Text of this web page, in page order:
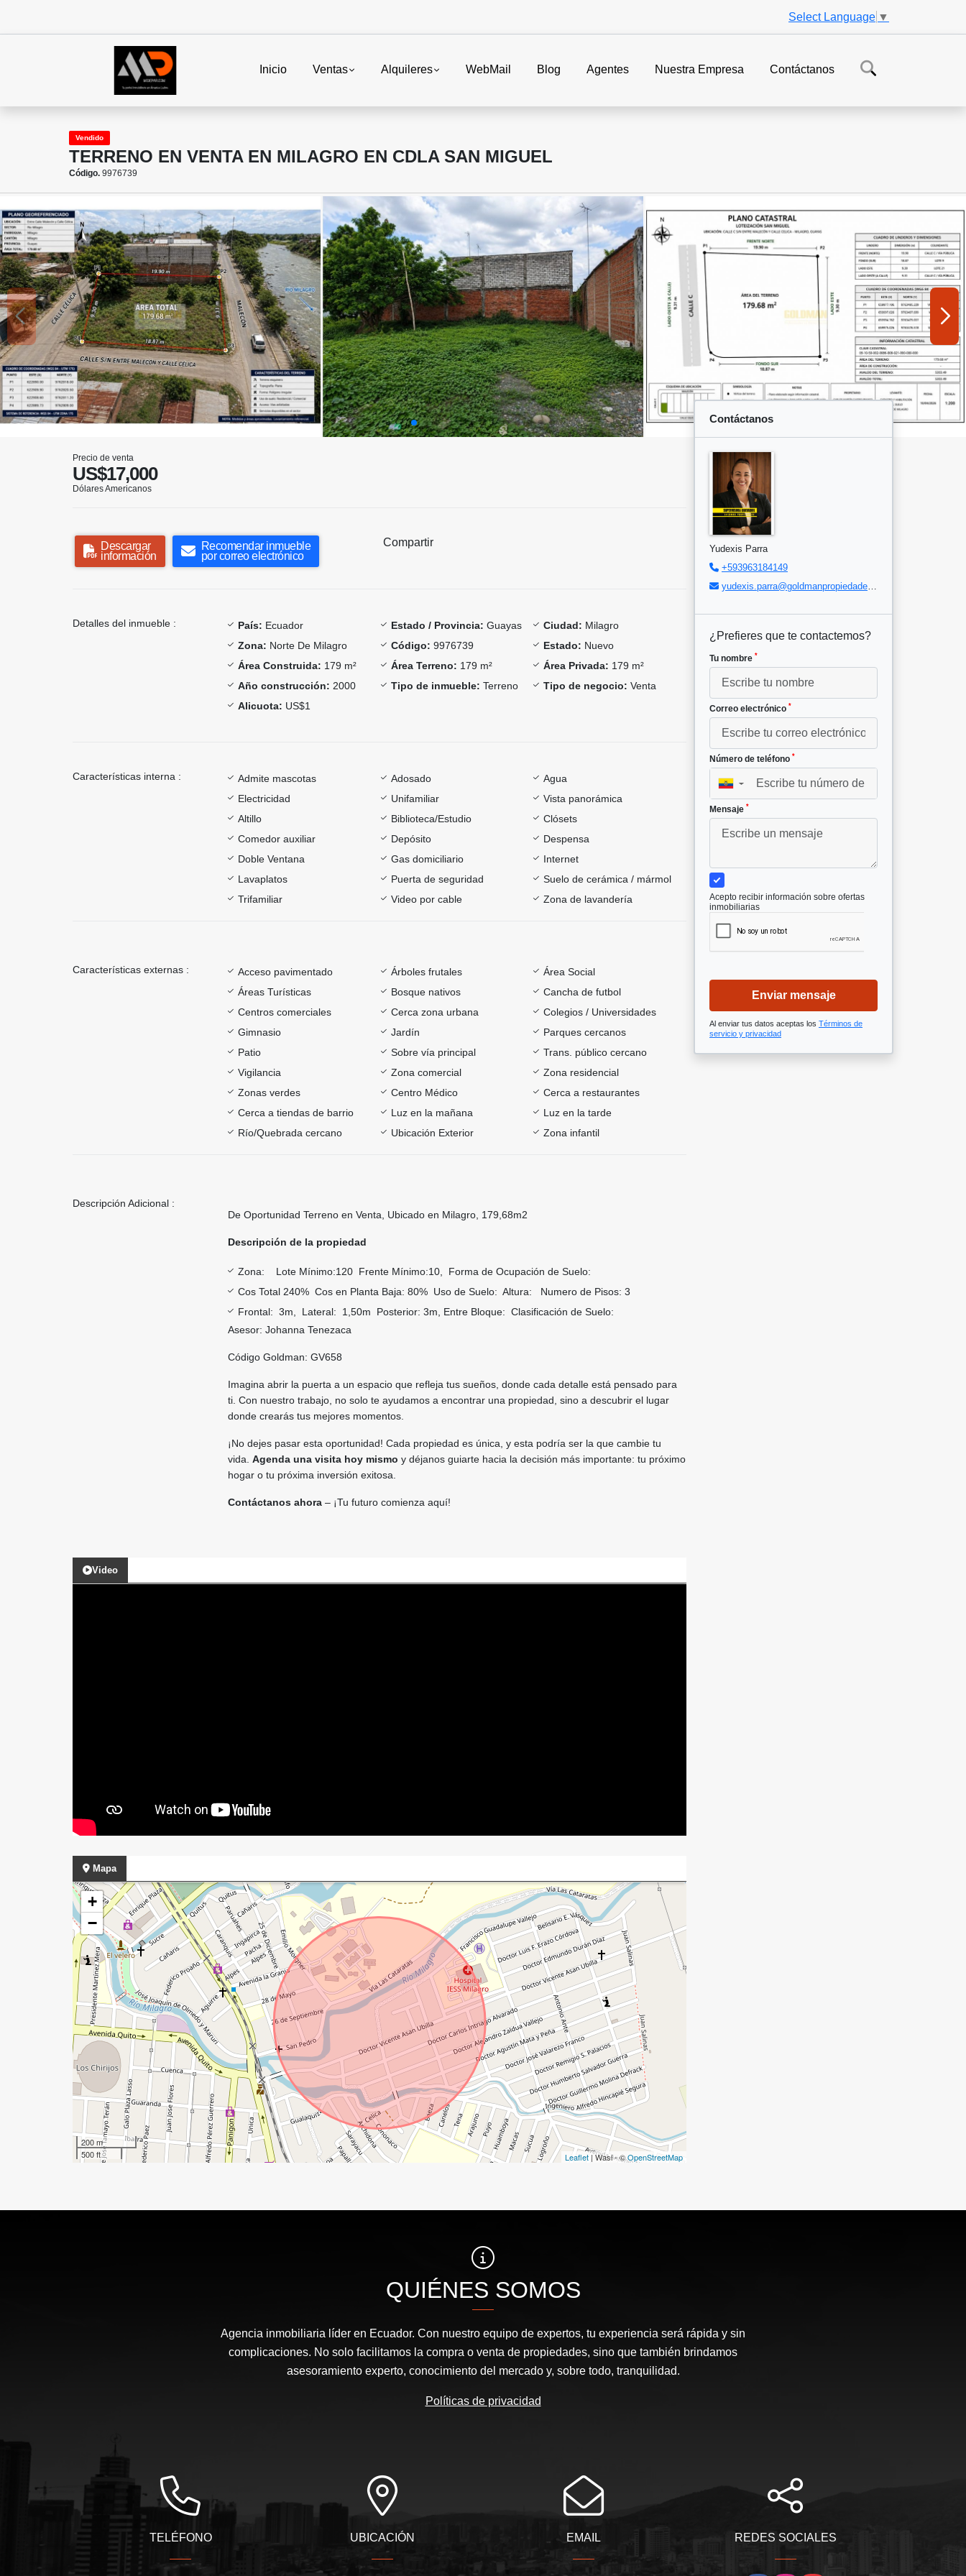
Select Language ▼
Inicio Ventas Alquileres WebMail Blog Agentes Nuestra Empresa Contáctanos
Vendido
TERRENO EN VENTA EN MILAGRO EN CDLA SAN MIGUEL
Código. 9976739
Precio de venta
US$17,000
Dólares Americanos
Descargar
información
Recomendar inmueble
por correo electrónico
Compartir
Detalles del inmueble : País: Ecuador Estado / Provincia: Guayas Ciudad: Milagro
Zona: Norte De Milagro Código: 9976739 Estado: Nuevo
Área Construida: 179 m² Área Terreno: 179 m² Área Privada: 179 m²
Año construcción: 2000 Tipo de inmueble: Terreno Tipo de negocio: Venta
Alicuota: US$1
Características interna : Admite mascotas Adosado
Agua
Electricidad
Unifamiliar
Vista panorámica
Altillo
Biblioteca/Estudio
Clósets
Comedor auxiliar
Depósito
Despensa
Doble Ventana
Gas domiciliario
Internet
Lavaplatos
Puerta de seguridad
Suelo de cerámica / mármol
Trifamiliar
Video por cable Zona de lavandería
Características externas : Acceso pavimentado Árboles frutales
Área Social
Áreas Turísticas
Bosque nativos
Cancha de futbol
Centros comerciales
Cerca zona urbana
Colegios / Universidades
Gimnasio
Jardín
Parques cercanos
Patio
Sobre vía principal
Trans. público cercano
Vigilancia
Zona comercial
Zona residencial
Zonas verdes
Centro Médico
Cerca a restaurantes
Cerca a tiendas de barrio
Luz en la mañana
Luz en la tarde
Río/Quebrada cercano
Ubicación Exterior Zona infantil
Descripción Adicional :
De Oportunidad Terreno en Venta, Ubicado en Milagro, 179,68m2
Descripción de la propiedad
Zona: Lote Mínimo:120 Frente Mínimo:10, Forma de Ocupación de Suelo:
Cos Total 240% Cos en Planta Baja: 80% Uso de Suelo: Altura: Numero de Pisos: 3
Frontal: 3m, Lateral: 1,50m Posterior: 3m, Entre Bloque: Clasificación de Suelo:
Asesor: Johanna Tenezaca
Código Goldman: GV658
Imagina abrir la puerta a un espacio que refleja tus sueños, donde cada detalle está pensado para
ti. Con nuestro trabajo, no solo te ayudamos a encontrar una propiedad, sino a descubrir el lugar
donde crearás tus mejores momentos.
¡No dejes pasar esta oportunidad! Cada propiedad es única, y esta podría ser la que cambie tu
vida. Agenda una visita hoy mismo y déjanos guiarte hacia la decisión más importante: tu próximo
hogar o tu próxima inversión exitosa.
Contáctanos ahora – ¡Tu futuro comienza aquí!
Video
Mapa
+
−
200 m
500 ft
Leaflet| Wasi - ©OpenStreetMap
Contáctanos
Yudexis Parra
+593963184149
yudexis.parra@goldmanpropiedades.com
¿Prefieres que te contactemos?
Tu nombre *
Correo electrónico *
Número de teléfono *
▼
Mensaje *
Acepto recibir información sobre ofertas
inmobiliarias
Enviar mensaje
Al enviar tus datos aceptas los Términos de
servicio y privacidad
QUIÉNES SOMOS
Agencia inmobiliaria líder en Ecuador. Con nuestro equipo de expertos, tu experiencia será rápida y sin
complicaciones. No solo facilitamos la compra o venta de propiedades, sino que también brindamos
asesoramiento experto, conocimiento del mercado y, sobre todo, tranquilidad.
Políticas de privacidad
TELÉFONO UBICACIÓN EMAIL REDES SOCIALES